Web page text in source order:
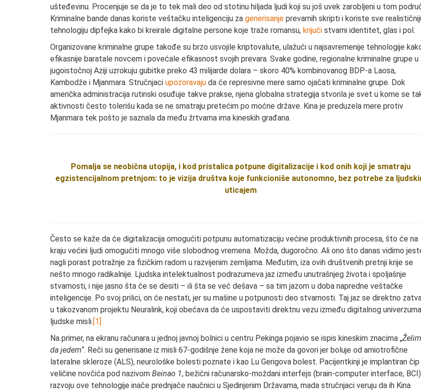
ušteđevinu. Procenjuje se da je to tek mali deo od stotinu hiljada ljudi koji su još uvek zarobljeni u tom
Kriminalne bande danas koriste veštačku inteligenciju za generisanje prevarnih skripti i koriste sve
tehnologiju dipfejka kako bi kreirale digitalne persone koje traže romansu, krijući stvarni identitet, glas i pol.
Organizovane kriminalne grupe takođe su brzo usvojile kriptovalute, ulažući u najsavremenije tehnologije
efikasnije baratale novcem i povećale efikasnost svojih prevara. Svake godine, regionalne kriminalne grupe u
jugoistočnoj Aziji uzrokuju gubitke preko 43 milijarde dolara – skoro 40% kombinovanog BDP-a Laosa,
Kambodže i Mjanmara. Stručnjaci upozoravaju da će represivne mere samo ojačati kriminalne grupe. Dok
američka administracija rutinski osuđuje takve prakse, njena globalna strategija stvorila je svet u kome se
aktivnosti često tolerišu kada se ne smatraju pretećim po moćne države. Kina je preduzela mere protiv
Mjanmara tek pošto je saznala da među žrtvama ima kineskih građana.
Pomalja se neobična utopija, i kod pristalica potpune digitalizacije i kod onih koji je smatraju
egzistencijalnom pretnjom: to je vizija društva koje funkcioniše autonomno, bez potrebe za
uticajem
Često se kaže da će digitalizacija omogućiti potpunu automatizaciju većine produktivnih procesa, što će na
kraju većini ljudi omogućiti mnogo više slobodnog vremena. Možda, dugoročno. Ali ono što danas vidimo
nagli porast potražnje za fizičkim radom u razvijenim zemljama. Međutim, iza ovih društvenih pretnji krije se
nešto mnogo radikalnije. Ljudska intelektualnost podrazumeva jaz između unutrašnjeg života i spoljašnje
stvarnosti, i nije jasno šta će se desiti – ili šta se već dešava – sa tim jazom u doba napredne veštačke
inteligencije. Po svoj prilici, on će nestati, jer su mašine u potpunosti deo stvarnosti. Taj jaz se direktno
u takozvanom projektu Neuralink, koji obećava da će uspostaviti direktnu vezu između digitalnog
ljudske misli.[1]
Na primer, na ekranu računara u jednoj javnoj bolnici u centru Pekinga pojavio se ispis kineskim znacima „Želim
da jedem“. Reči su generisane iz misli 67-godišnje žene koja ne može da govori jer boluje od amiotrofične
lateralne skleroze (ALS), neurološke bolesti poznate i kao Lu Gerigova bolest. Pacijentkinji je implantiran čip
veličine novčića pod nazivom Beinao 1, bežični računarsko-moždani interfejs (brain-computer interface,
razvoju ove tehnologije inače prednjače naučnici u Sjedinjenim Državama, mada stručnjaci veruju da ih Kina